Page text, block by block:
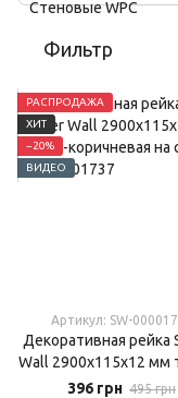
Фильтр
РАСПРОДАЖА
ХИТ
−20%
ВИДЕО
Артикул: SW-
Декоративная рейка
Wall 2900х115х12 мм
коричневая на
396 грн 495 грн